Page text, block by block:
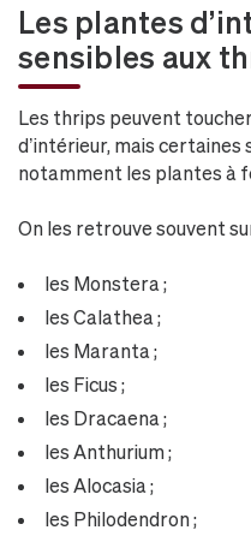
Les plantes
sensibles aux
Les thrips peuvent
d’intérieur, mais
notamment les plantes à
On les retrouve souvent
les Monstera ;
les Calathea ;
les Maranta ;
les Ficus ;
les Dracaena ;
les Anthurium ;
les Alocasia ;
les Philodendron ;